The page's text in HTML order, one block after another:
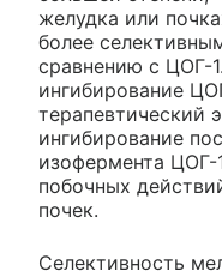
желудка или
более
сравнению с ЦОГ-
ингибирование
терапевтический
ингибирование
изофермента
побочных
почек.
Селективность